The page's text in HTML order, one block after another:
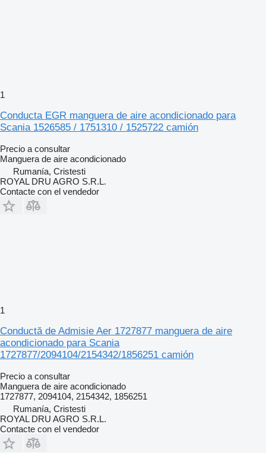
1
Conducta EGR manguera de aire acondicionado para
Scania 1526585 / 1751310 / 1525722 camión
Precio a consultar
Manguera de aire acondicionado
Rumanía, Cristesti
ROYAL DRU AGRO S.R.L.
Contacte con el vendedor
1
Conductă de Admisie Aer 1727877 manguera de aire
acondicionado para Scania
1727877/2094104/2154342/1856251 camión
Precio a consultar
Manguera de aire acondicionado
1727877, 2094104, 2154342, 1856251
Rumanía, Cristesti
ROYAL DRU AGRO S.R.L.
Contacte con el vendedor